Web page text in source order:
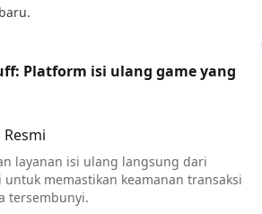
Platform isi ulang game yang
layanan isi ulang langsung dari
memastikan keamanan transaksi
tersembunyi.